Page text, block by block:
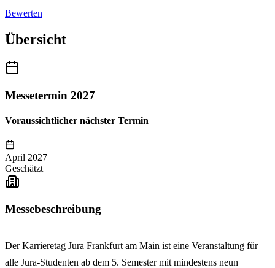
Bewerten
Übersicht
Messetermin 2027
Voraussichtlicher nächster Termin
April 2027
Geschätzt
Messebeschreibung
Der Karrieretag Jura Frankfurt am Main ist eine Veranstaltung für
alle Jura-Studenten ab dem 5. Semester mit mindestens neun